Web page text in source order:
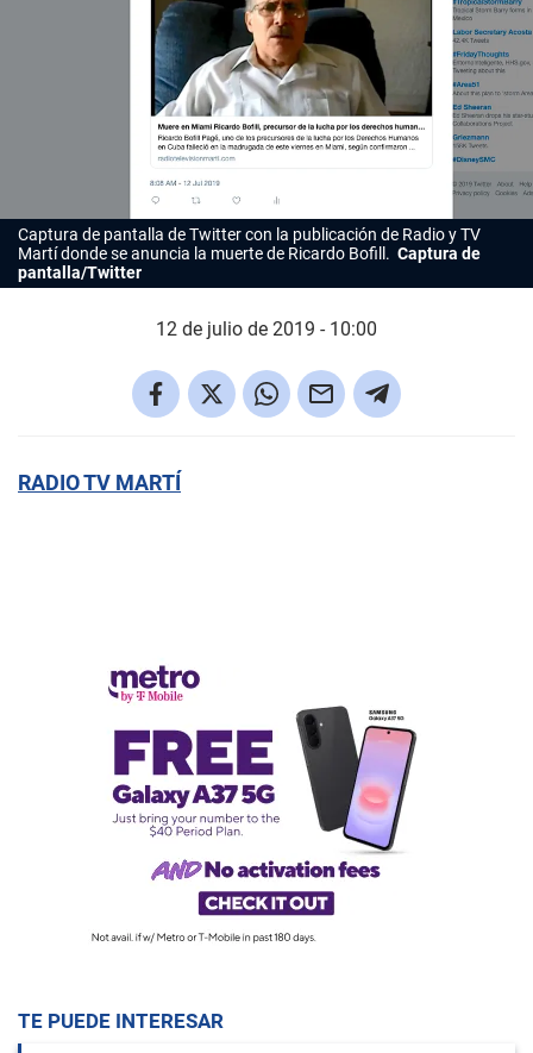
Captura de pantalla de Twitter con la publicación de Radio y TV
Martí donde se anuncia la muerte de Ricardo Bofill. Captura de
pantalla/Twitter
12 de julio de 2019 - 10:00
RADIO TV MARTÍ
TE PUEDE INTERESAR